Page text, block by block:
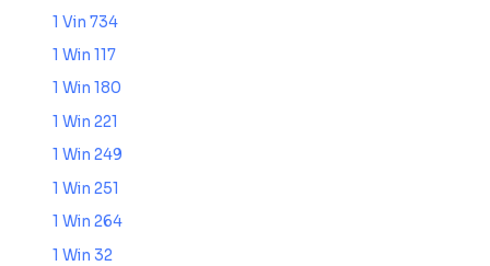
1 Vin 734
1 Win 117
1 Win 180
1 Win 221
1 Win 249
1 Win 251
1 Win 264
1 Win 32